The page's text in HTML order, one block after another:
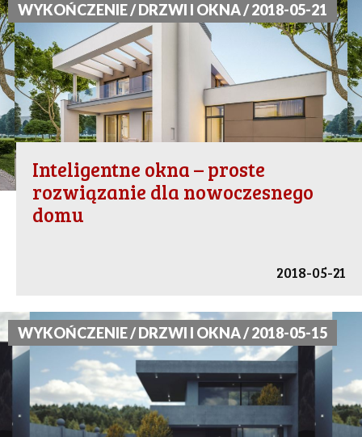
WYKOŃCZENIE / DRZWI I OKNA / 2018-05-21
Inteligentne okna – proste
rozwiązanie dla nowoczesnego
domu
2018-05-21
WYKOŃCZENIE / DRZWI I OKNA / 2018-05-15